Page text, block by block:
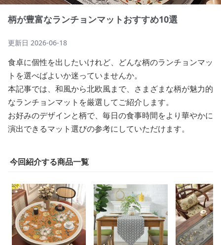
柄が豊富なランチョンマットおすすめ10選
更新日 2026-06-18
食卓に個性を出したいけれど、どんな柄のランチョンマッ
トを選べばよいか迷っていませんか。
本記事では、和風から北欧風まで、さまざまな柄が魅力的
なランチョンマットを厳選してご紹介します。
お好みのデザインと柄で、毎日の食事時間をより華やかに
演出できるマット選びの参考にしていただけます。
今回紹介する商品一覧